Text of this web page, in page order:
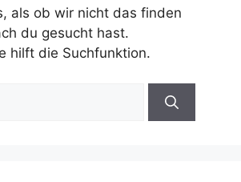
als ob wir nicht das finden
du gesucht hast.
hilft die Suchfunktion.